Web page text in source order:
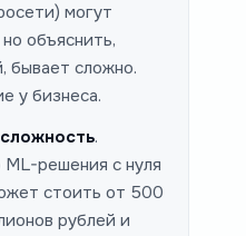
могут
объяснить,
бывает сложно.
у бизнеса.
.
ML-решения с нуля
стоить от 500
рублей и